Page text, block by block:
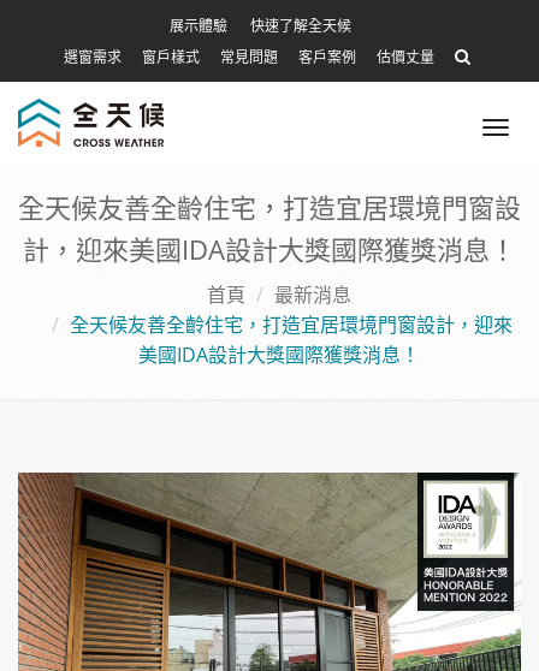
展示體驗
快速了解全天候
選窗需求
窗戶樣式 常見問題 客戶案例 估價丈量
全天候友善全齡住宅，打造宜居環境門窗設
計，迎來美國IDA設計大獎國際獲獎消息！
首頁
最新消息
全天候友善全齡住宅，打造宜居環境門窗設計，迎來
美國IDA設計大獎國際獲獎消息！